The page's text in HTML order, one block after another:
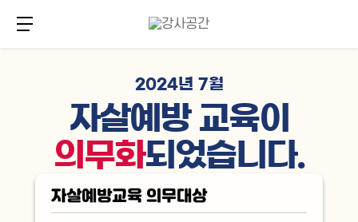
바
로
메뉴 버튼
2024년 7월
자살예방 교육이
의무화되었습니다.
자살예방교육 의무대상